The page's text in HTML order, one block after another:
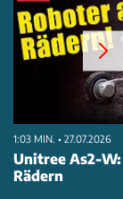
1:03 MIN. • 27.07.2026
Unitree As2-
Rädern